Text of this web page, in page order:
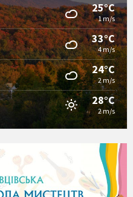
25°C
1 m/s
33°C
4 m/s
24°C
2 m/s
28°C
2 m/s